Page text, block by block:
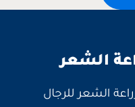
الشعر
الشعر للرجال